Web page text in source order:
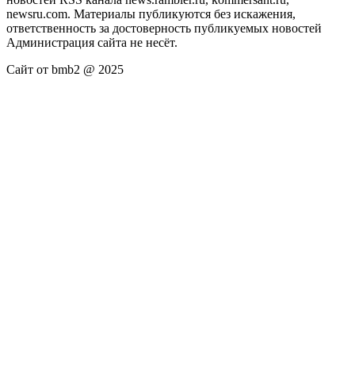
newsru.com. Материалы публикуются без искажения,
ответственность за достоверность публикуемых новостей
Администрация сайта не несёт.
Сайт от bmb2 @ 2025